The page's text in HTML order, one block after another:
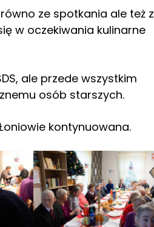
ze spotkania ale też z
w oczekiwania kulinarne
ale przede wszystkim
osób starszych.
kontynuowana.